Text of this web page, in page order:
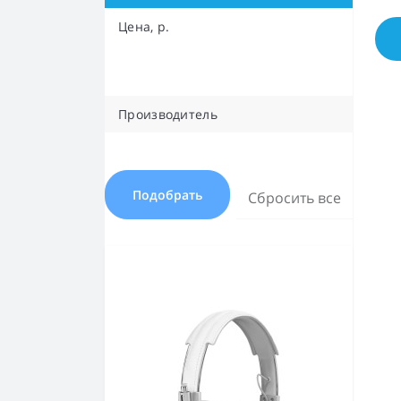
Цена, р.
Производитель
Подобрать Сбросить все